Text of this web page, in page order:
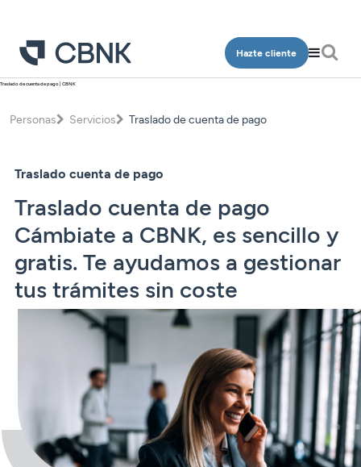
Hazte cliente
Personas
Programa Más CBNK
Financiación
Inversión
Planes de pensiones
Tarjetas
Empresa
Depósitos
Financiación
Avales
Banca Partner
Inversión
Planes de pensiones
Ingeniería
Programa Más CBNK
Cuentas
Depósitos
Financiación
Seguros
Servicios
Programa Más CBNK Farma
Cuentas
Depósitos
Financiación
Planes de pensiones
Tarjetas
Seguros
Conócenos
Oficinas
Contacto
ES
Traslado de cuenta de pago | CBNK
Personas Servicios Traslado de cuenta de pago
Traslado cuenta de pago
Traslado cuenta de pago
Cámbiate a CBNK, es sencillo y
gratis. Te ayudamos a gestionar
tus trámites sin coste